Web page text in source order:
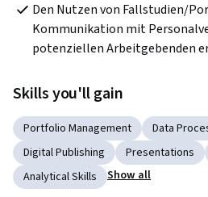
Den Nutzen von Fallstudien/
Kommunikation mit
potenziellen Arbeitgebenden
Skills you'll gain
Portfolio Management Data
Digital Publishing
Presentations
Analytical Skills
Show all